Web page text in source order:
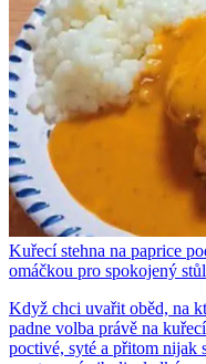
Kuřecí stehna na paprice
omáčkou pro spokojený stůl
Když chci uvařit oběd, na
padne volba právě na
poctivé, syté a přitom nijak